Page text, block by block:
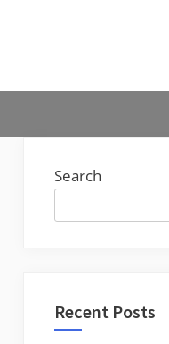
Search
Recent Posts